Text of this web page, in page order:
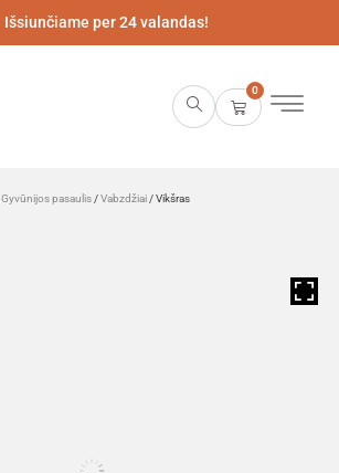
Išsiunčiame per 24 valandas!
0
Gyvūnijos pasaulis /Vabzdžiai / Vikšras